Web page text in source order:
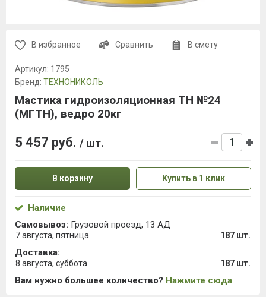
В избранное Сравнить В смету
Артикул: 1795
Бренд: ТЕХНОНИКОЛЬ
Мастика гидроизоляционная ТН №24
(МГТН), ведро 20кг
5 457 руб. / шт.
В корзину Купить в 1 клик
Наличие
Самовывоз: Грузовой проезд, 13 АД
7 августа, пятница 187 шт.
Доставка:
8 августа, суббота 187 шт.
Вам нужно большее количество? Нажмите сюда